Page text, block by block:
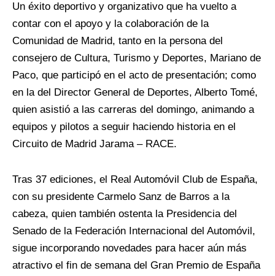
Un éxito deportivo y organizativo que ha vuelto a
contar con el apoyo y la colaboración de la
Comunidad de Madrid, tanto en la persona del
consejero de Cultura, Turismo y Deportes, Mariano de
Paco, que participó en el acto de presentación; como
en la del Director General de Deportes, Alberto Tomé,
quien asistió a las carreras del domingo, animando a
equipos y pilotos a seguir haciendo historia en el
Circuito de Madrid Jarama – RACE.
Tras 37 ediciones, el Real Automóvil Club de España,
con su presidente Carmelo Sanz de Barros a la
cabeza, quien también ostenta la Presidencia del
Senado de la Federación Internacional del Automóvil,
sigue incorporando novedades para hacer aún más
atractivo el fin de semana del Gran Premio de España